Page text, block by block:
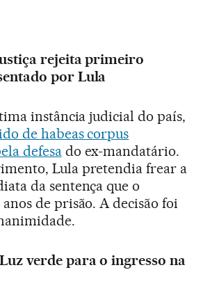
rejeita primeiro
por Lula
instância judicial do país,
de habeas corpus
defesado ex-mandatário.
Lula pretendia frear a
da sentença que o
de prisão. A decisão foi
verde para o ingresso na